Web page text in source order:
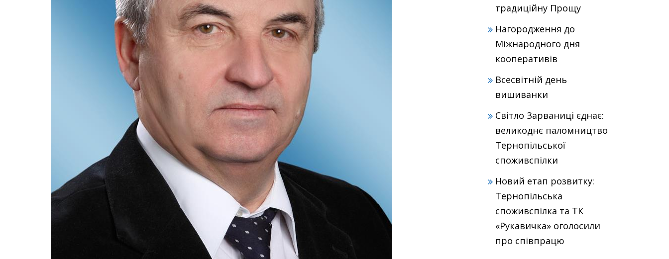
традиційну Прощу
Нагородження до
Міжнародного дня
кооперативів
Всесвітній день
вишиванки
Світло Зарваниці єднає:
великоднє паломництво
Тернопільської
споживспілки
Новий етап розвитку:
Тернопільська
споживспілка та ТК
«Рукавичка» оголосили
про співпрацю